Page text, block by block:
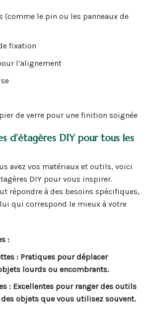
(comme le pin ou les panneaux de
fixation
l’alignement
de verre pour une finition soignée
d’étagères DIY pour tous les
avez vos matériaux et outils, voici
DIY pour vous inspirer.
répondre à des besoins spécifiques,
qui correspond le mieux à votre
:
: Pratiques pour déplacer
lourds ou encombrants.
: Excellentes pour ranger des outils
objets que vous utilisez souvent.